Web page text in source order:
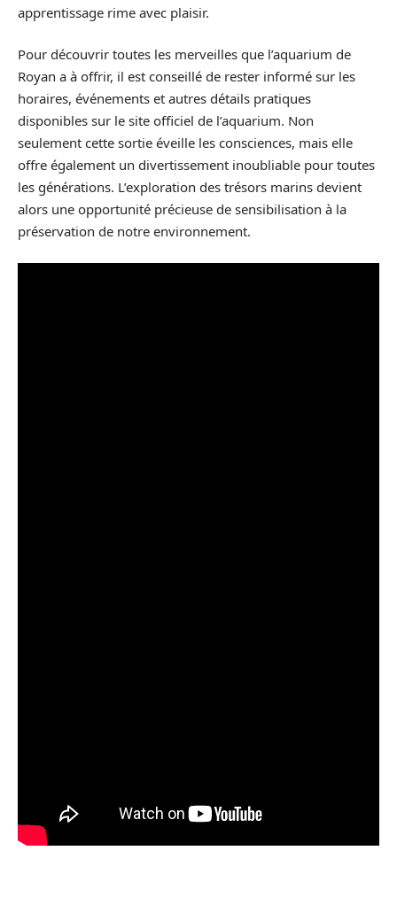
apprentissage rime avec plaisir.
Pour découvrir toutes les merveilles que l’aquarium de
Royan a à offrir, il est conseillé de rester informé sur les
horaires, événements et autres détails pratiques
disponibles sur le site officiel de l’aquarium. Non
seulement cette sortie éveille les consciences, mais elle
offre également un divertissement inoubliable pour toutes
les générations. L’exploration des trésors marins devient
alors une opportunité précieuse de sensibilisation à la
préservation de notre environnement.